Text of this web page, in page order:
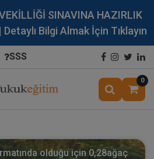
SINAVINA HAZIRLIK
Bilgi Almak İçin Tıklayın
SSS
0
olduğu için 0,28ağaç